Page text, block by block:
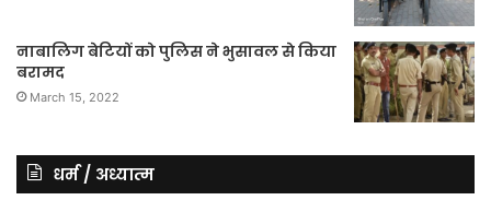
नाबालिग बेटियों को पुलिस ने भुसावल से किया
बरामद
March 15, 2022
धर्म / अध्यात्म